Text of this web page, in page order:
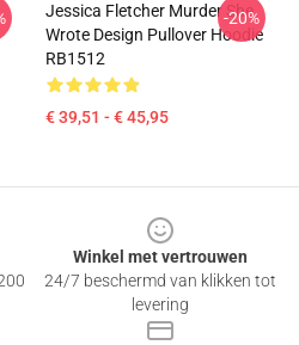
Jessica Fletcher Murder She
Wrote Design Pullover Hoodie
RB1512
€ 39,51 - € 45,95
-20%
Winkel met vertrouwen
24/7 beschermd van klikken tot
levering